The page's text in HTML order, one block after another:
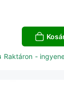
Raktáron -